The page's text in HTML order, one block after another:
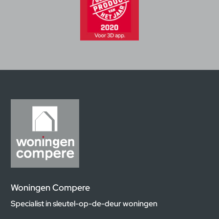
Woningen Compere
Specialist in sleutel-op-de-deur woningen